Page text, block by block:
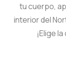
tu cuerpo,
interior del
¡Elige